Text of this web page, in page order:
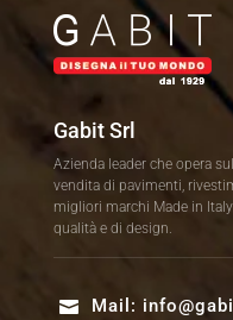
Gabit Srl
Azienda leader che opera
vendita di pavimenti,
migliori marchi Made in
qualità e di design.
 Mail: